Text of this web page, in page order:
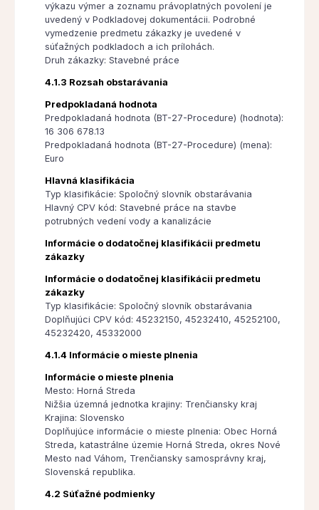
výkazu výmer a zoznamu právoplatných povolení je
uvedený v Podkladovej dokumentácii. Podrobné
vymedzenie predmetu zákazky je uvedené v
súťažných podkladoch a ich prílohách.
Druh zákazky: Stavebné práce
4.1.3 Rozsah obstarávania
Predpokladaná hodnota
Predpokladaná hodnota (BT-27-Procedure) (hodnota):
16 306 678.13
Predpokladaná hodnota (BT-27-Procedure) (mena):
Euro
Hlavná klasifikácia
Typ klasifikácie: Spoločný slovník obstarávania
Hlavný CPV kód: Stavebné práce na stavbe
potrubných vedení vody a kanalizácie
Informácie o dodatočnej klasifikácii predmetu
zákazky
Informácie o dodatočnej klasifikácii predmetu
zákazky
Typ klasifikácie: Spoločný slovník obstarávania
Doplňujúci CPV kód: 45232150, 45232410, 45252100,
45232420, 45332000
4.1.4 Informácie o mieste plnenia
Informácie o mieste plnenia
Mesto: Horná Streda
Nižšia územná jednotka krajiny: Trenčiansky kraj
Krajina: Slovensko
Doplňujúce informácie o mieste plnenia: Obec Horná
Streda, katastrálne územie Horná Streda, okres Nové
Mesto nad Váhom, Trenčiansky samosprávny kraj,
Slovenská republika.
4.2 Súťažné podmienky